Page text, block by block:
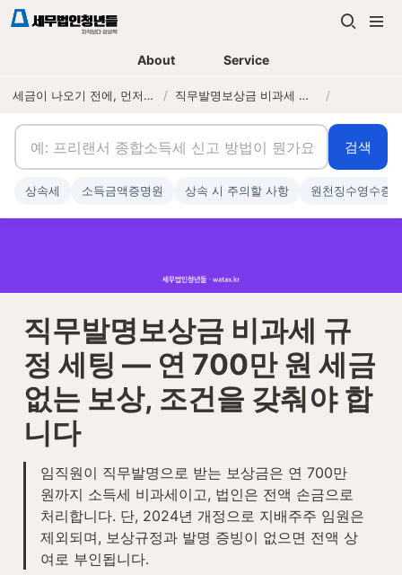
About Service
세금이 나오기 전에, 먼저 연락하는 세무법인 / 직무발명보상금 비과세 규정 세팅 — 연 700만 원 세금 없는 보상, 조건을 갖춰야 합니다 /
직무발명보상금 비과세 규
정 세팅 — 연 700만 원 세금
없는 보상, 조건을 갖춰야 합
니다
임직원이 직무발명으로 받는 보상금은 연 700만
원까지 소득세 비과세이고, 법인은 전액 손금으로
처리합니다. 단, 2024년 개정으로 지배주주 임원은
제외되며, 보상규정과 발명 증빙이 없으면 전액 상
여로 부인됩니다.
검색
상속세 소득금액증명원 상속 시 주의할 사항 원천징수영수증